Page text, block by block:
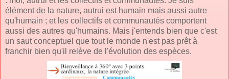
élément de la nature, autrui est humain mais aussi autre
qu'humain ; et les collectifs et communautés comportent
aussi des autres qu'humains. Mais j'entends bien que c'est
un saut conceptuel que tout le monde n'est pas prêt à
franchir bien qu'il relève de l'évolution des espèces.